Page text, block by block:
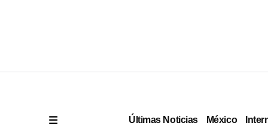
Últimas Noticias México